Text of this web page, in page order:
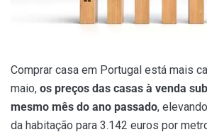
Comprar casa em Portugal está mais
maio, os preços das casas à venda
mesmo mês do ano passado,
da habitação para 3.142 euros por